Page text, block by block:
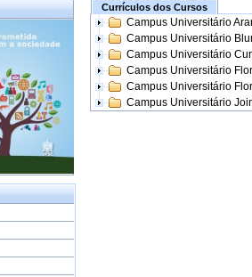
Currículos dos Cursos
Campus Universitário
Campus Universitário
Campus Universitário
Campus Universitário
Campus Universitário
Campus Universitário